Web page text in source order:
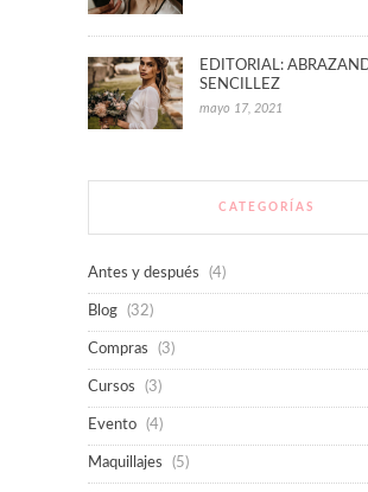
EDITORIAL:
SENCILLEZ
mayo 17, 2021
CATEGORÍAS
Antes y después (4)
Blog (32)
Compras (3)
Cursos (3)
Evento (4)
Maquillajes (5)